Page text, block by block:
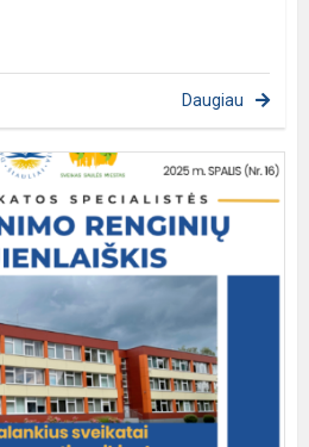
Daugiau